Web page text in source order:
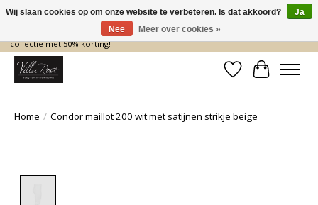
De nieuwe collectie komt eraan… en wij maken ruimte! Shop nu de zomer
collectie met 50% korting!
Verlanglijst
Home / Condor maillot 200 wit met satijnen strikje beige
Wij slaan cookies op om onze website te verbeteren. Is dat akkoord?
Ja
Nee
Meer over cookies »